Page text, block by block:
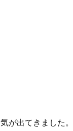
が出てきました。